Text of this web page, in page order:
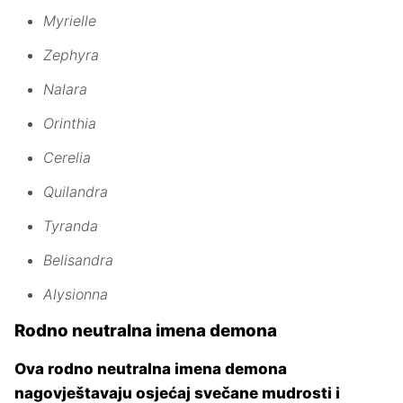
Myrielle
Zephyra
Nalara
Orinthia
Cerelia
Quilandra
Tyranda
Belisandra
Alysionna
Rodno neutralna imena demona
Ova rodno neutralna imena demona
nagovještavaju osjećaj svečane mudrosti i